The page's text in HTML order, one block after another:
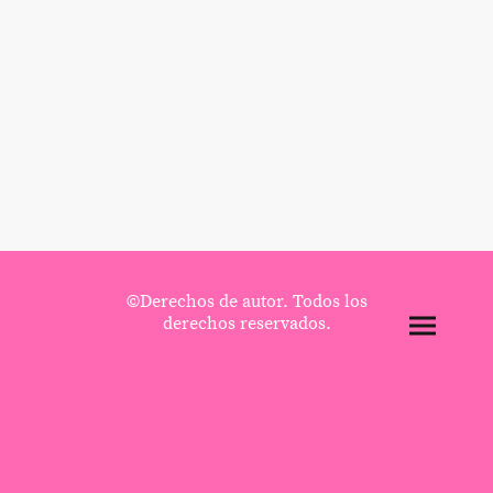
©Derechos de autor. Todos los
derechos reservados.